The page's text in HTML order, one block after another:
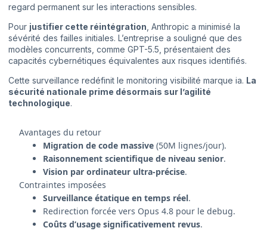
regard permanent sur les interactions sensibles.
Pour justifier cette réintégration , Anthropic a minimisé la
sévérité des failles initiales. L’entreprise a souligné que des
modèles concurrents, comme GPT-5.5, présentaient des
capacités cybernétiques équivalentes aux risques identifiés.
Cette surveillance redéfinit le monitoring visibilité marque ia. La
sécurité nationale prime désormais sur l’agilité
technologique.
Avantages du retour
Migration de code massive(50M lignes/jour).
Raisonnement scientifique de niveau senior.
Vision par ordinateur ultra-précise.
Contraintes imposées
Surveillance étatique en temps réel.
Redirection forcée vers Opus 4.8 pour le debug.
Coûts d’usage significativement revus.